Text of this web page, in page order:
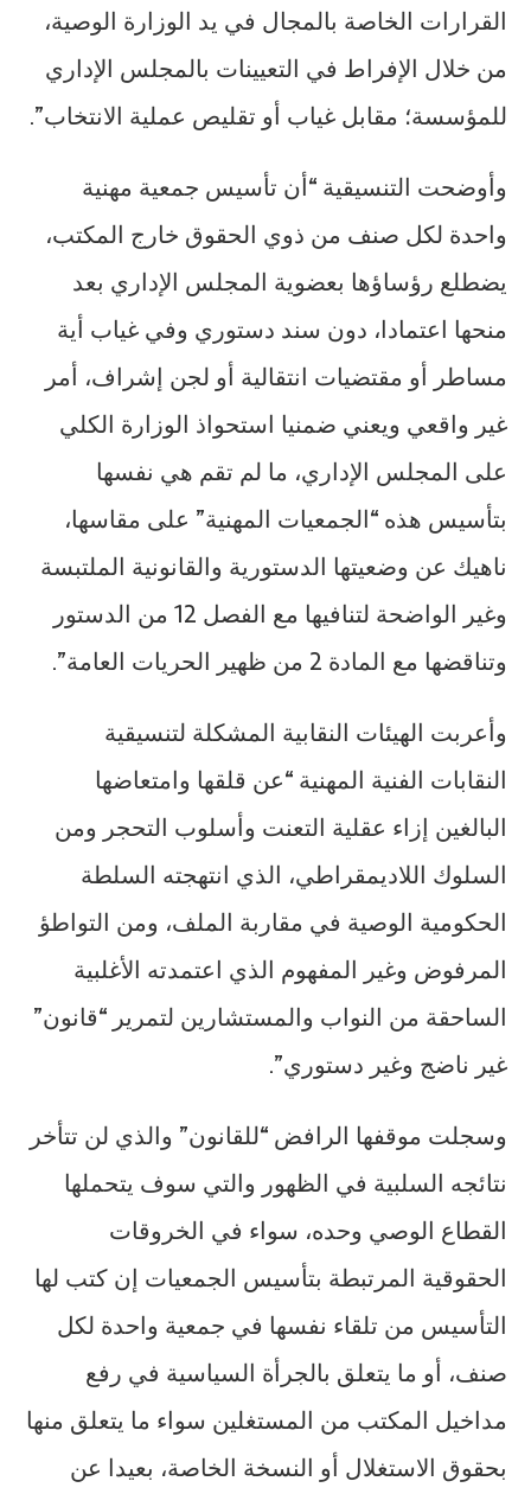
القرارات الخاصة بالمجال في يد الوزارة الوصية،
من خلال الإفراط في التعيينات بالمجلس الإداري
للمؤسسة؛ مقابل غياب أو تقليص عملية الانتخاب”.
وأوضحت التنسيقية “أن تأسيس جمعية مهنية
واحدة لكل صنف من ذوي الحقوق خارج المكتب،
يضطلع رؤساؤها بعضوية المجلس الإداري بعد
منحها اعتمادا، دون سند دستوري وفي غياب أية
مساطر أو مقتضيات انتقالية أو لجن إشراف، أمر
غير واقعي ويعني ضمنيا استحواذ الوزارة الكلي
على المجلس الإداري، ما لم تقم هي نفسها
بتأسيس هذه “الجمعيات المهنية” على مقاسها،
ناهيك عن وضعيتها الدستورية والقانونية الملتبسة
وغير الواضحة لتنافيها مع الفصل 12 من الدستور
وتناقضها مع المادة 2 من ظهير الحريات العامة”.
وأعربت الهيئات النقابية المشكلة لتنسيقية
النقابات الفنية المهنية “عن قلقها وامتعاضها
البالغين إزاء عقلية التعنت وأسلوب التحجر ومن
السلوك اللاديمقراطي، الذي انتهجته السلطة
الحكومية الوصية في مقاربة الملف، ومن التواطؤ
المرفوض وغير المفهوم الذي اعتمدته الأغلبية
الساحقة من النواب والمستشارين لتمرير “قانون”
غير ناضج وغير دستوري”.
وسجلت موقفها الرافض “للقانون” والذي لن تتأخر
نتائجه السلبية في الظهور والتي سوف يتحملها
القطاع الوصي وحده، سواء في الخروقات
الحقوقية المرتبطة بتأسيس الجمعيات إن كتب لها
التأسيس من تلقاء نفسها في جمعية واحدة لكل
صنف، أو ما يتعلق بالجرأة السياسية في رفع
مداخيل المكتب من المستغلين سواء ما يتعلق منها
بحقوق الاستغلال أو النسخة الخاصة، بعيدا عن